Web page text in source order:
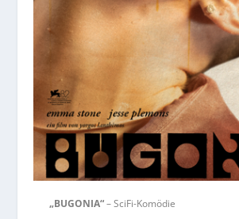
„BUGONIA“– SciFi-Komödie